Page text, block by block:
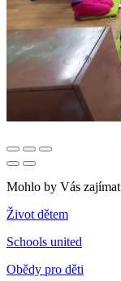
Mohlo by Vás zajímat
Život dětem
Schools united
Obědy pro děti